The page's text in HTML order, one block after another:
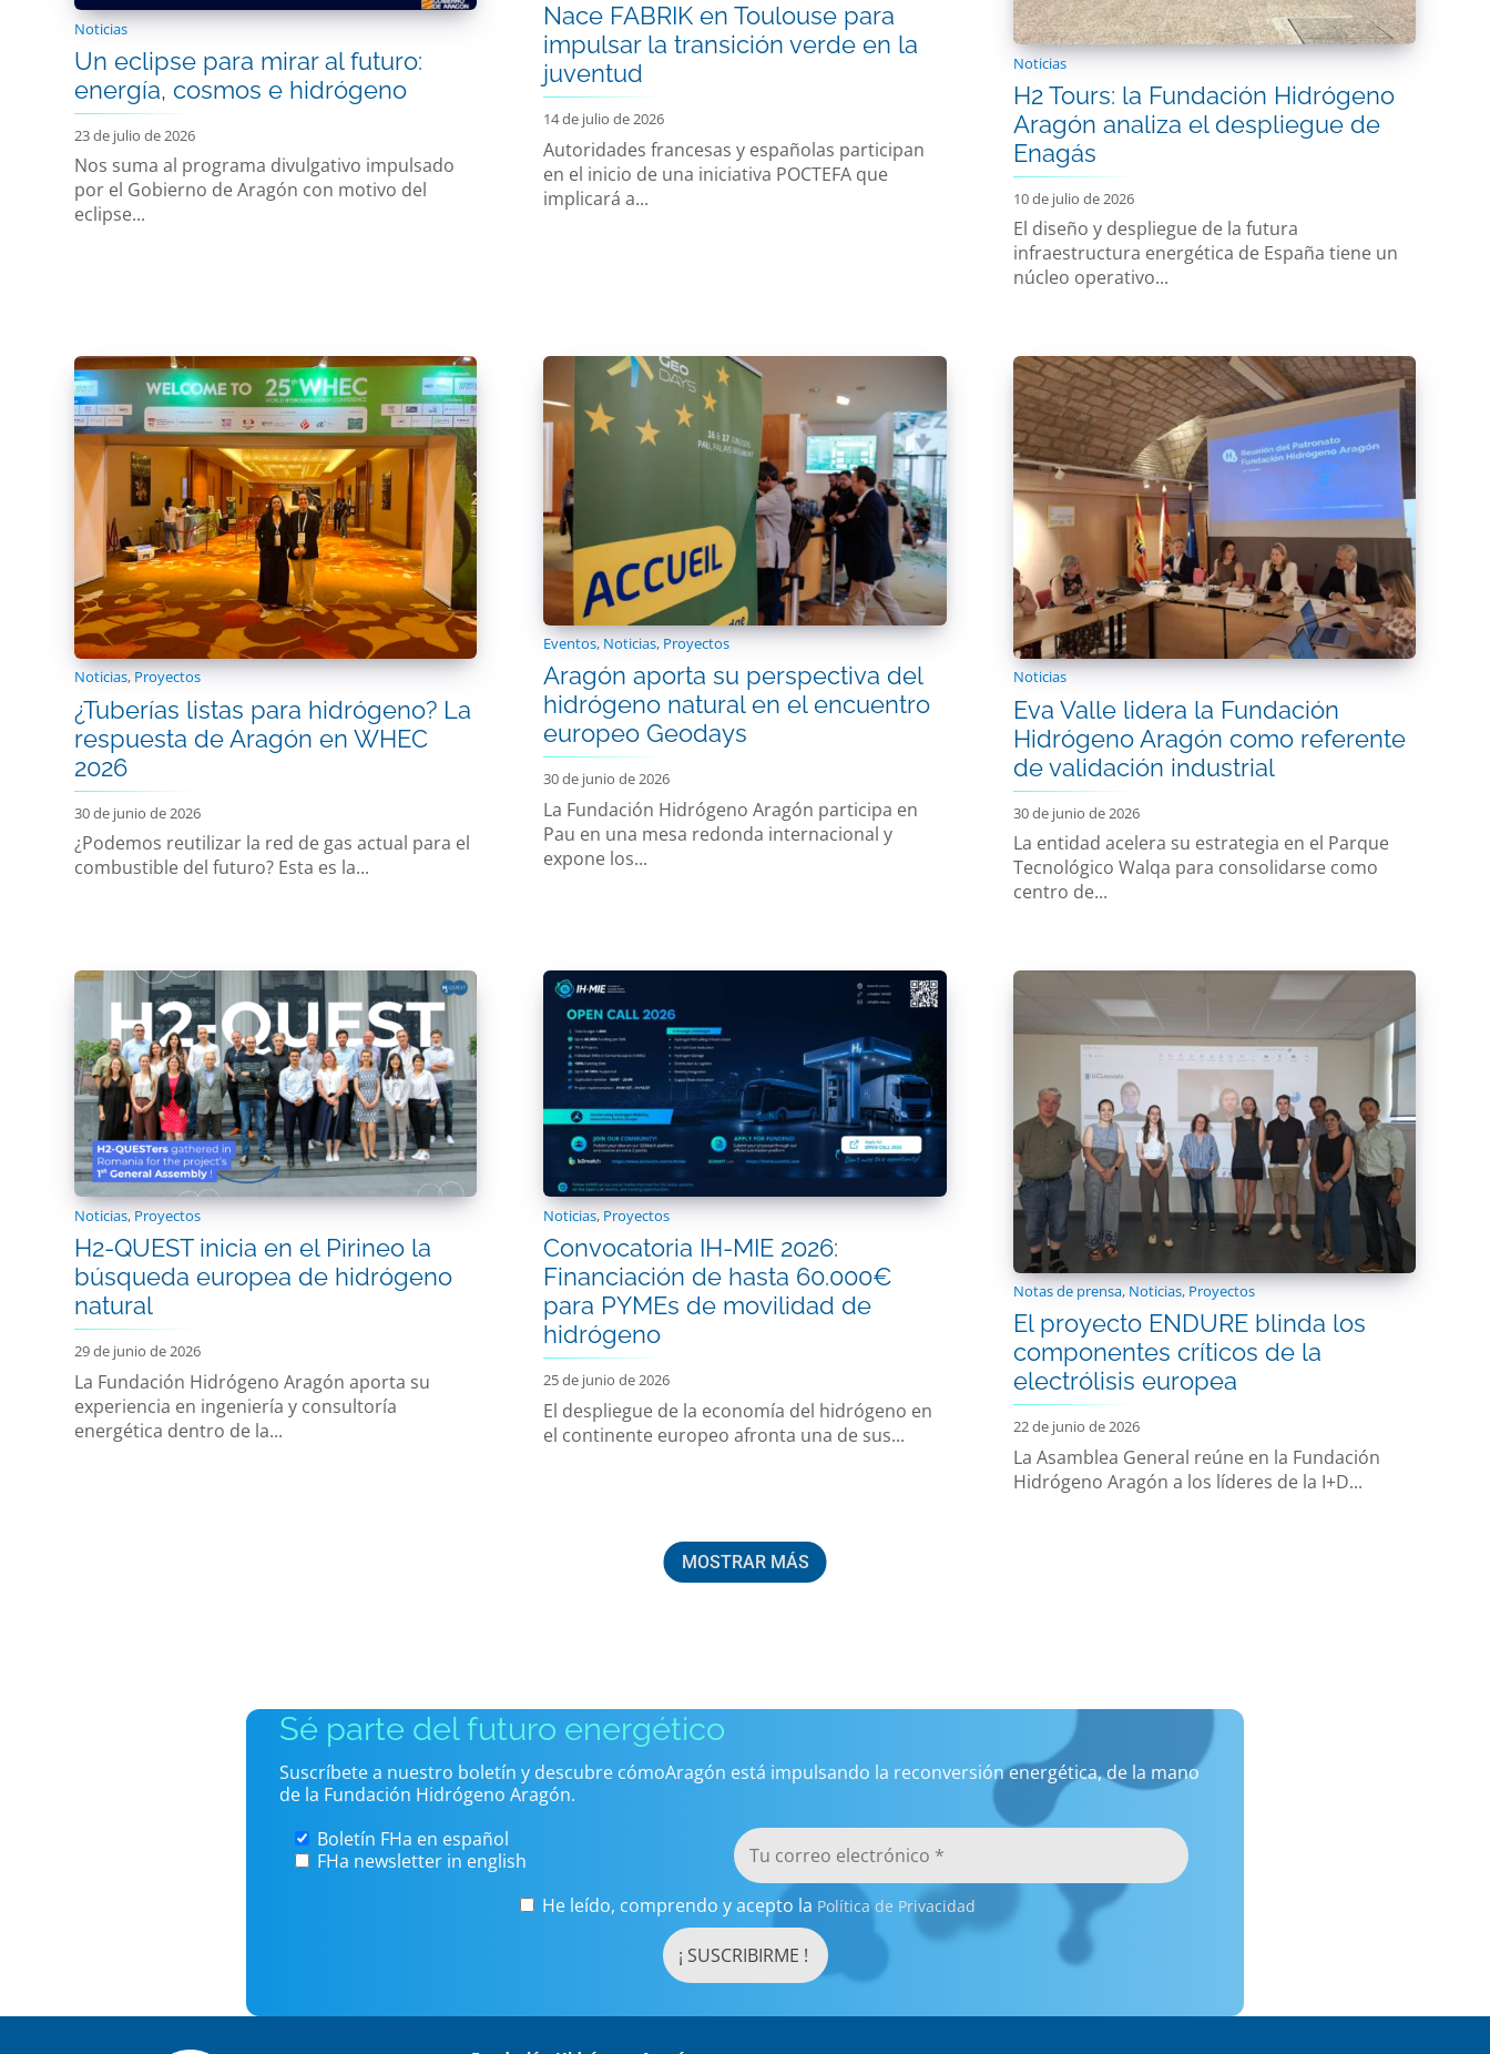
Noticias
Un eclipse para mirar al futuro:
energía, cosmos e hidrógeno
23 de julio de 2026
Nos suma al programa divulgativo impulsado
por el Gobierno de Aragón con motivo del
eclipse...
Nace FABRIK en Toulouse para
impulsar la transición verde en la
juventud
14 de julio de 2026
Autoridades francesas y españolas participan
en el inicio de una iniciativa POCTEFA que
implicará a...
Noticias
H2 Tours: la Fundación Hidrógeno
Aragón analiza el despliegue de
Enagás
10 de julio de 2026
El diseño y despliegue de la futura
infraestructura energética de España tiene un
núcleo operativo...
Noticias, Proyectos
¿Tuberías listas para hidrógeno? La
respuesta de Aragón en WHEC
2026
30 de junio de 2026
¿Podemos reutilizar la red de gas actual para el
combustible del futuro? Esta es la...
Eventos, Noticias, Proyectos
Aragón aporta su perspectiva del
hidrógeno natural en el encuentro
europeo Geodays
30 de junio de 2026
La Fundación Hidrógeno Aragón participa en
Pau en una mesa redonda internacional y
expone los...
Noticias
Eva Valle lidera la Fundación
Hidrógeno Aragón como referente
de validación industrial
30 de junio de 2026
La entidad acelera su estrategia en el Parque
Tecnológico Walqa para consolidarse como
centro de...
Noticias, Proyectos
H2-QUEST inicia en el Pirineo la
búsqueda europea de hidrógeno
natural
29 de junio de 2026
La Fundación Hidrógeno Aragón aporta su
experiencia en ingeniería y consultoría
energética dentro de la...
Noticias, Proyectos
Convocatoria IH-MIE 2026:
Financiación de hasta 60.000€
para PYMEs de movilidad de
hidrógeno
25 de junio de 2026
El despliegue de la economía del hidrógeno en
el continente europeo afronta una de sus...
Notas de prensa, Noticias, Proyectos
El proyecto ENDURE blinda los
componentes críticos de la
electrólisis europea
22 de junio de 2026
La Asamblea General reúne en la Fundación
Hidrógeno Aragón a los líderes de la I+D...
MOSTRAR MÁS
Sé parte del futuro energético
Suscríbete a nuestro boletín y descubre cómoAragón está impulsando la reconversión energética, de la mano
de la Fundación Hidrógeno Aragón.
Boletín FHa en español
FHa newsletter in english
He leído, comprendo y acepto la Política de Privacidad